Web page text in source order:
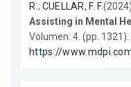
R.; CUELLAR, F. F.
Assisting in Mental
Volumen: 4. (pp.
https://